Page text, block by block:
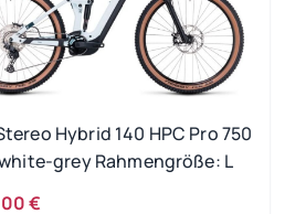
Hybrid 140 HPC Pro 750
grey Rahmengröße: L
€